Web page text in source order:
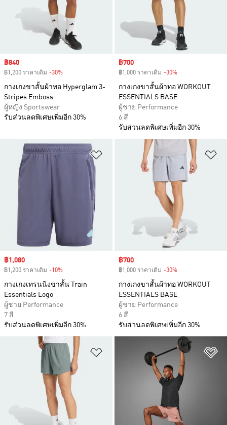
Sale price
฿840
฿1,200 ราคาเดิม -30%
กางเกงขาสั้นผ้าทอ Hyperglam 3-
Stripes Emboss
ผู้หญิง Sportswear
รับส่วนลดพิเศษเพิ่มอีก 30%
Sale price
฿700
฿1,000 ราคาเดิม -30%
กางเกงขาสั้นผ้าทอ WORKOUT
ESSENTIALS BASE
ผู้ชาย Performance
6 สี
รับส่วนลดพิเศษเพิ่มอีก 30%
เพิ่มไปยังรายการสินค้าโปรด
Sale price
฿1,080
฿1,200 ราคาเดิม -10%
กางเกงเทรนนิงขาสั้น Train
Essentials Logo
ผู้ชาย Performance
7 สี
รับส่วนลดพิเศษเพิ่มอีก 30%
Sale price
฿700
฿1,000 ราคาเดิม -30%
กางเกงขาสั้นผ้าทอ WORKOUT
ESSENTIALS BASE
ผู้ชาย Performance
6 สี
รับส่วนลดพิเศษเพิ่มอีก 30%
เพิ่มไปยังรายการสินค้าโปรด